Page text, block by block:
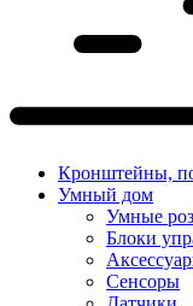
Кронштейны,
Умный дом
Умные
Блоки
Сенсоры